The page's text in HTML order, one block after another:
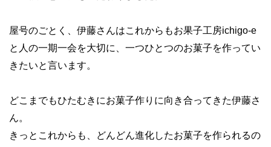
屋号のごとく、伊藤さんはこれからもお果子工房ichigo-e
と人の一期一会を大切に、一つひとつのお菓子を作ってい
きたいと言います。
どこまでもひたむきにお菓子作りに向き合ってきた伊藤さ
ん。
きっとこれからも、どんどん進化したお菓子を作られるの